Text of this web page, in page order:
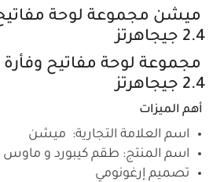
ميشن مجموعة لوحة مفاتيح
2.4 جيجاهرتز
مجموعة لوحة مفاتيح
2.4 جيجاهرتز
أهم الميزات
اسم العلامة التجارية: ميشن
اسم المنتج: طقم كيبورد و ماوس
تصميم إرغونومي